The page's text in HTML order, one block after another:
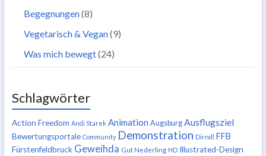
Begegnungen(8)
Vegetarisch & Vegan(9)
Was mich bewegt(24)
Schlagwörter
Action Freedom Andi Starek Animation Augsburg Ausflugsziel
Bewertungsportale Community Demonstration Dirndl FFB
Fürstenfeldbruck Geweihda Gut Nederling HD Illustrated-Design